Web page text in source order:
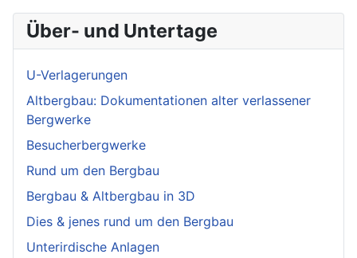
Über- und Untertage
U-Verlagerungen
Altbergbau: Dokumentationen alter verlassener
Bergwerke
Besucherbergwerke
Rund um den Bergbau
Bergbau & Altbergbau in 3D
Dies & jenes rund um den Bergbau
Unterirdische Anlagen